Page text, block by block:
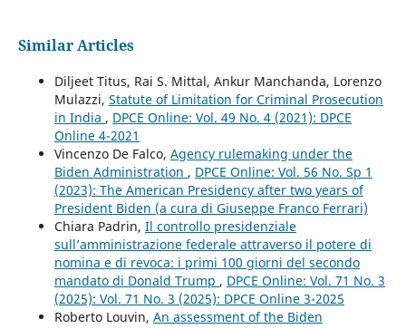
Similar Articles
Diljeet Titus, Rai S. Mittal, Ankur Manchanda, Lorenzo
Mulazzi, Statute of Limitation for Criminal Prosecution
in India , DPCE Online: Vol. 49 No. 4 (2021): DPCE
Online 4-2021
Vincenzo De Falco, Agency rulemaking under the
Biden Administration , DPCE Online: Vol. 56 No. Sp 1
(2023): The American Presidency after two years of
President Biden (a cura di Giuseppe Franco Ferrari)
Chiara Padrin, Il controllo presidenziale
sull’amministrazione federale attraverso il potere di
nomina e di revoca: i primi 100 giorni del secondo
mandato di Donald Trump , DPCE Online: Vol. 71 No. 3
(2025): Vol. 71 No. 3 (2025): DPCE Online 3-2025
Roberto Louvin, An assessment of the Biden